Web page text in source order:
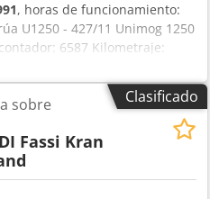
, horas de funcionamiento:
U1250 - 427/11 Unimog 1250
6587 Kilometraje:
16 velocidades, Cabina con 3
de rodadura: 14-16 mm,
vacío: 6960 kg, carga en el eje
diferencial, dirección asistida,
HIAB 050 con control
de peso, 230 cm x 210 cm
estabilización traseros,
Clasificado
sobre
Fassi Kran